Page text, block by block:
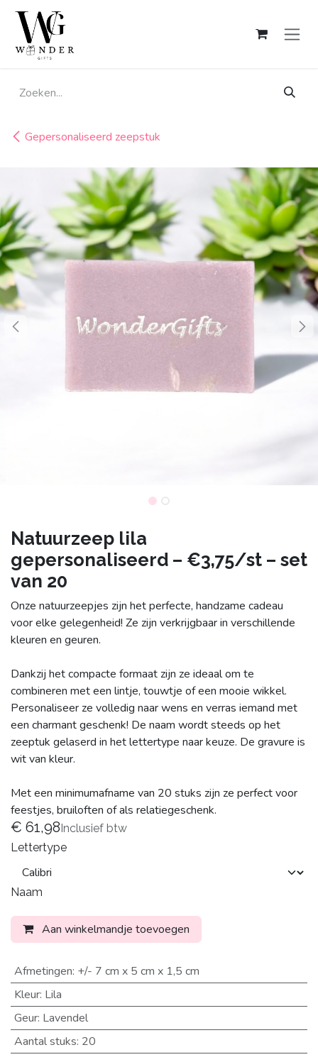
Overslaan naar inhoud
Gepersonaliseerd zeepstuk
Natuurzeep lila
gepersonaliseerd – €3,75/st – set
van 20
Onze natuurzeepjes zijn het perfecte, handzame cadeau
voor elke gelegenheid! Ze zijn verkrijgbaar in verschillende
kleuren en geuren.
Dankzij het compacte formaat zijn ze ideaal om te
combineren met een lintje, touwtje of een mooie wikkel.
Personaliseer ze volledig naar wens en verras iemand met
een charmant geschenk! De naam wordt steeds op het
zeeptuk gelaserd in het lettertype naar keuze. De gravure is
wit van kleur.
Met een minimumafname van 20 stuks zijn ze perfect voor
feestjes, bruiloften of als relatiegeschenk.
€ 61,98Inclusief btw
Lettertype
Naam
Aan winkelmandje toevoegen
Afmetingen: +/- 7 cm x 5 cm x 1,5 cm
Kleur: Lila
Geur: Lavendel
Aantal stuks: 20